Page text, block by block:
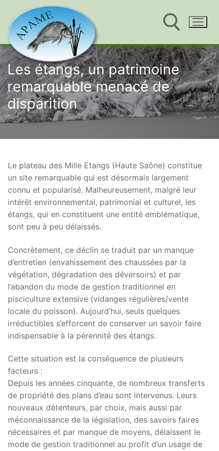
Aller
au
contenu
Rechercher :
Les étangs, un patrimoine
remarquable menacé de
disparition
Le plateau des Mille Etangs (Haute Saône) constitue
un site remarquable qui est désormais largement
connu et popularisé. Malheureusement, malgré leur
intérêt environnemental, patrimonial et culturel, les
étangs, qui en constituent une entité emblématique,
sont peu à peu délaissés.
Concrètement, ce déclin se traduit par un manque
d’entretien (envahissement des chaussées par la
végétation, dégradation des déversoirs) et par
l’abandon du mode de gestion traditionnel en
pisciculture extensive (vidanges régulières/vente
locale du poisson). Aujourd’hui, seuls quelques
irréductibles s’efforcent de conserver un savoir faire
indispensable à la pérennité des étangs.
Cette situation est la conséquence de plusieurs
facteurs :
Depuis les années cinquante, de nombreux transferts
de propriété des plans d’eau sont intervenus. Leurs
nouveaux détenteurs, par choix, mais aussi par
méconnaissance de la législation, des savoirs faires
nécessaires et par manque de moyens, délaissent le
mode de gestion traditionnel au profit d’un usage de